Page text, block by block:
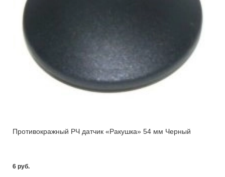
Противокражный РЧ датчик «Ракушка» 54 мм Черный
6 pуб.